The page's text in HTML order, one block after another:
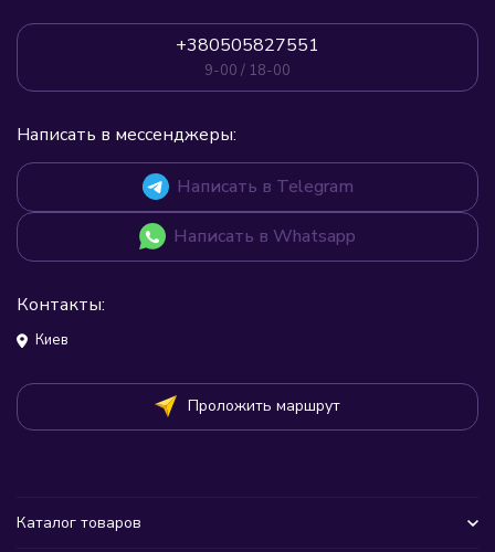
+380505827551
9-00 / 18-00
Написать в мессенджеры:
Написать в Telegram
Написать в Whatsapp
Контакты:
Киев
Проложить маршрут
Каталог товаров